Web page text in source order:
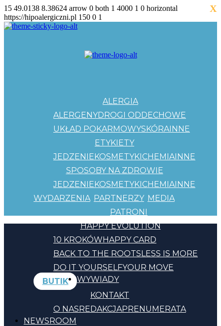
15 49.0138 8.38624 arrow 0 both 1 4000 1 0 horizontal
https://hipoalergiczni.pl 150 0 1
ALERGIA
ALERGENYDROGI ODDECHOWE
UKŁAD POKARMOWYSKÓRAINNE
ETYKIETY
JEDZENIEKOSMETYKICHEMIAINNE
SPOSOBY NA ZDROWIE
JEDZENIEKOSMETYKICHEMIAINNE
WYDARZENIA PARTNERZY
PATRONI
MEDIA
HAPPY EVOLUTION
10 KROKÓWHAPPY CARD
BACK TO THE ROOTSLESS IS MORE
DO IT YOURSELFYOUR MOVE
BUTIK
KONTAKT
O NASREDAKCJAPRENUMERATA
WYWIADY
NEWSROOM
X